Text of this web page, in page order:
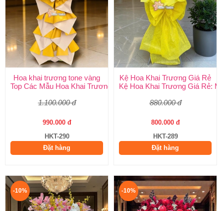
Hoa khai trương tone vàng
Top Các Mẫu Hoa Khai Trương Tone Vàng Đẹp, Sang Trọng,
1.100.000 đ
990.000 đ
HKT-290
Đặt hàng
Kệ Hoa Khai Trương Giá Rẻ
Kệ Hoa Khai Trương Giá Rẻ:
880.000 đ
800.000 đ
HKT-289
Đặt hàng
-10% -10%